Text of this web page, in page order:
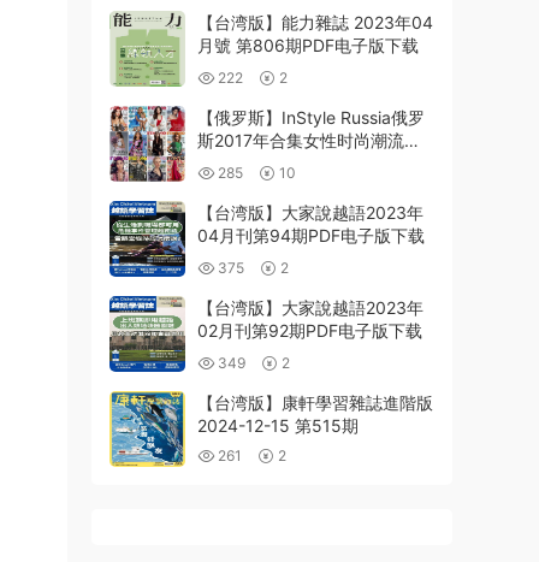
【台湾版】能力雜誌 2023年04
月號 第806期PDF电子版下载
222 2
【俄罗斯】InStyle Russia俄罗
斯2017年合集女性时尚潮流美
容服饰穿搭杂志pdf电子版（12
本）
285 10
【台湾版】大家說越語2023年
04月刊第94期PDF电子版下载
375 2
【台湾版】大家說越語2023年
02月刊第92期PDF电子版下载
349 2
【台湾版】康軒學習雜誌進階版
2024-12-15 第515期
261 2